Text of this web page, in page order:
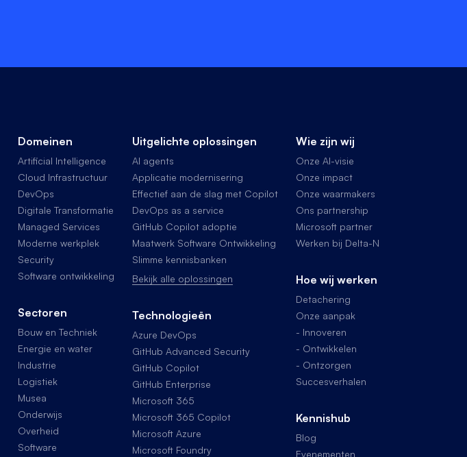
Domeinen
Artificial Intelligence
Cloud Infrastructuur
DevOps
Digitale Transformatie
Managed Services
Moderne werkplek
Security
Software ontwikkeling
Sectoren
Bouw en Techniek
Energie en water
Industrie
Logistiek
Musea
Onderwijs
Overheid
Software
Uitgelichte oplossingen
AI agents
Applicatie modernisering
Effectief aan de slag met Copilot
DevOps as a service
GitHub Copilot adoptie
Maatwerk Software Ontwikkeling
Slimme kennisbanken
Bekijk alle oplossingen
Technologieën
Azure DevOps
GitHub Advanced Security
GitHub Copilot
GitHub Enterprise
Microsoft 365
Microsoft 365 Copilot
Microsoft Azure
Microsoft Foundry
Wie zijn wij
Onze AI-visie
Onze impact
Onze waarmakers
Ons partnership
Microsoft partner
Werken bij Delta-N
Hoe wij werken
Detachering
Onze aanpak
- Innoveren
- Ontwikkelen
- Ontzorgen
Succesverhalen
Kennishub
Blog
Evenementen